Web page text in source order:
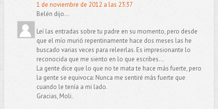
1 de noviembre de 2012 a las 23:37
Belén dijo...
Leí las entradas sobre tu padre en su momento, pero desde
que el mío murió repentinamente hace dos meses las he
buscado varias veces para releerlas. Es impresionante lo
reconocida que me siento en lo que escribes...
La gente dice que lo que no te mata te hace más fuerte, pero
la gente se equivoca: Nunca me sentiré más fuerte que
cuando le tenía a mi lado.
Gracias, Moli.